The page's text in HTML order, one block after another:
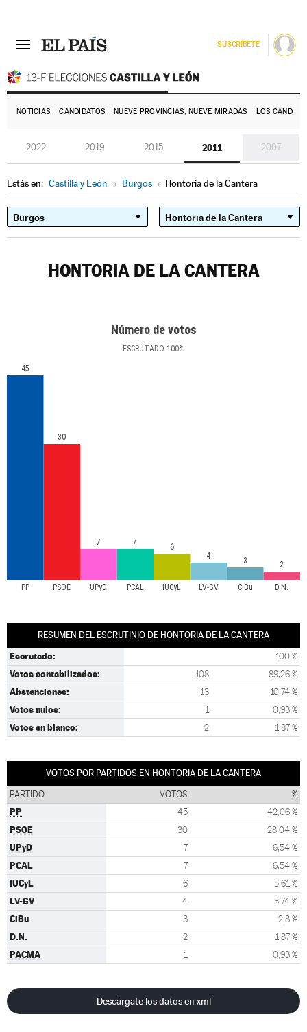
SUSCRÍBETE
NOTICIAS CANDIDATOS NUEVE PROVINCIAS, NUEVE MIRADAS LOS
2022 2019 2015 2011 2007
Estás en: Castilla y León » Burgos » Hontoria de la Cantera
HONTORIA DE LA CANTERA
Número de votos
ESCRUTADO 100%
PP PSOE UPyD PCAL IUCyL LV-GV CiBu D.N.
45
30
7 7
6
4
3 2
RESUMEN DEL ESCRUTINIO DE HONTORIA DE LA CANTERA
Escrutado: 100 %
Votos contabilizados: 108 89,26 %
Abstenciones: 13 10,74 %
Votos nulos: 1 0,93 %
Votos en blanco: 2 1,87 %
VOTOS POR PARTIDOS EN HONTORIA DE LA CANTERA
PARTIDO VOTOS %
PP 45 42,06 %
PSOE 30 28,04 %
UPyD 7 6,54 %
PCAL 7 6,54 %
IUCyL 6 5,61 %
LV-GV 4 3,74 %
CiBu 3 2,8 %
D.N. 2 1,87 %
PACMA 1 0,93 %
Descárgate los datos en xml